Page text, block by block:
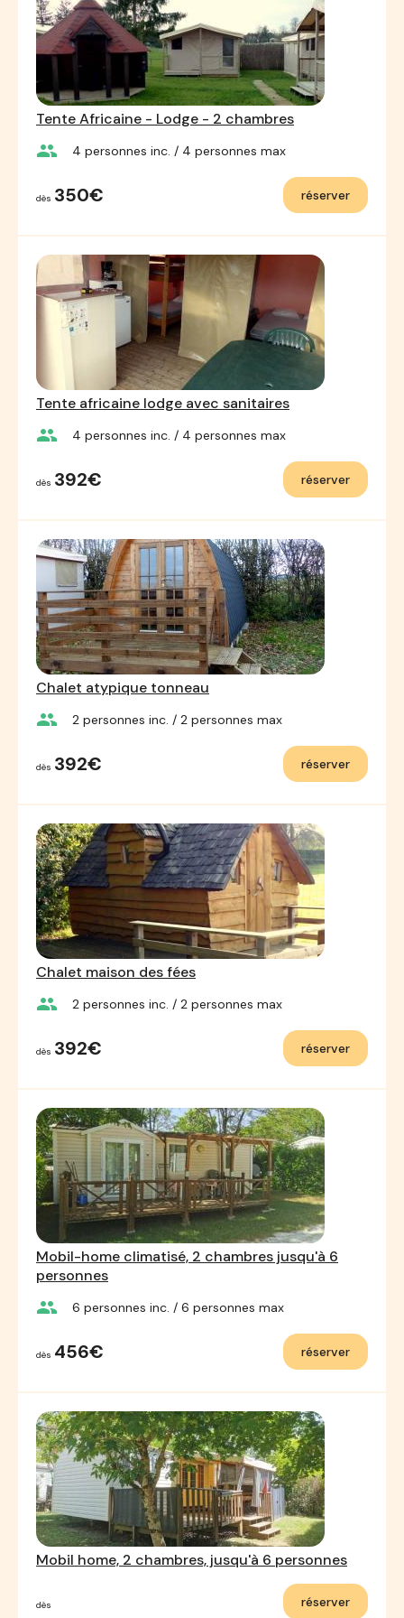
Tente Africaine - Lodge - 2 chambres
group 4 personnes inc. / 4 personnes max
dès 350€ réserver
Tente africaine lodge avec sanitaires
group 4 personnes inc. / 4 personnes max
dès 392€ réserver
Chalet atypique tonneau
group 2 personnes inc. / 2 personnes max
dès 392€ réserver
Chalet maison des fées
group 2 personnes inc. / 2 personnes max
dès 392€ réserver
Mobil-home climatisé, 2 chambres jusqu'à 6
personnes
group 6 personnes inc. / 6 personnes max
dès 456€ réserver
Mobil home, 2 chambres, jusqu'à 6 personnes
dès réserver